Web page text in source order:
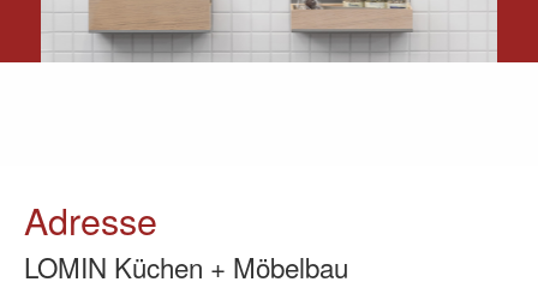
Adresse
LOMIN Küchen + Möbelbau